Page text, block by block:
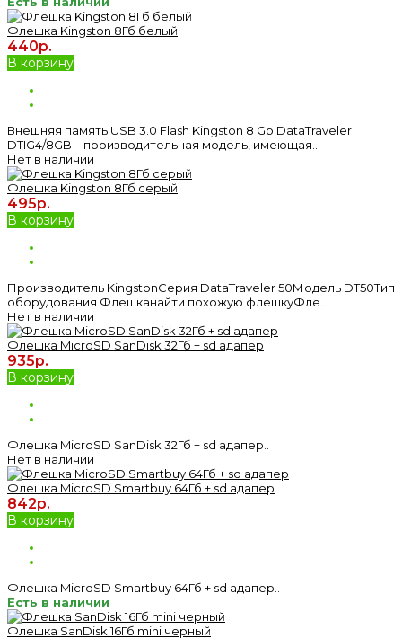
Флешка Kingston 8Гб белый
440р.
В корзину
Внешняя память USB 3.0 Flash Kingston 8 Gb DataTraveler
DTIG4/8GB – производительная модель, имеющая..
Нет в наличии
Флешка Kingston 8Гб серый
495р.
В корзину
Производитель KingstonСерия DataTraveler 50Модель DT50Тип
оборудования Флешканайти похожую флешкуФле..
Нет в наличии
Флешка MicroSD SanDisk 32Гб + sd адапер
935р.
В корзину
Флешка MicroSD SanDisk 32Гб + sd адапер..
Нет в наличии
Флешка MicroSD Smartbuy 64Гб + sd адапер
842р.
В корзину
Флешка MicroSD Smartbuy 64Гб + sd адапер..
Есть в наличии
Флешка SanDisk 16Гб mini черный